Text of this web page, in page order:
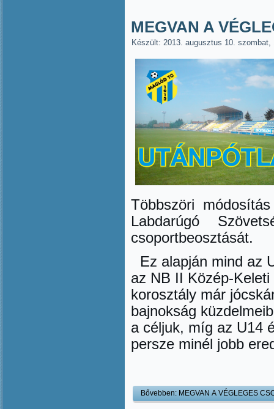
MEGVAN A
Készült: 2013. augusztus 10. szombat,
Többszöri
Labdarúgó
csoportbeosztását.
Ez alapján mind az
az NB II Közép-
korosztály már
bajnokság
a céljuk, míg az U14
persze minél jobb
Bővebben: MEGVAN A VÉGLEGES